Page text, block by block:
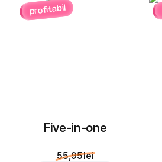
profitabil
Five-in-one
55,95 lei